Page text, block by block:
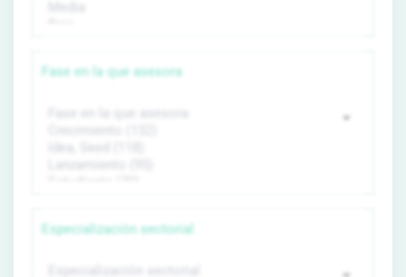
Fase en la que asesora
Especialización sectorial